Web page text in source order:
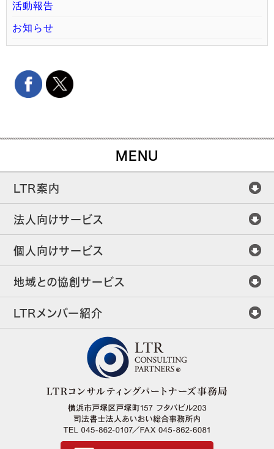
活動報告
お知らせ
MENU
LTR案内
法人向けサービス
個人向けサービス
地域との協創サービス
LTRメンバー紹介